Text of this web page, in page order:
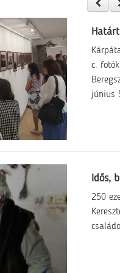
c.
június
Idős,
250